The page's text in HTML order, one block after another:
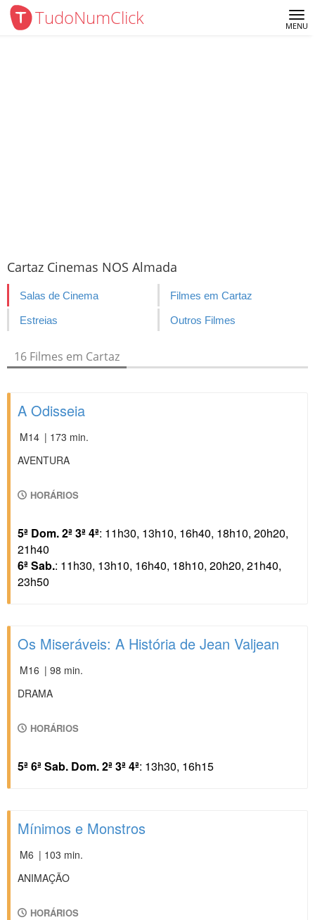
TudoNumClick MENU
Cartaz Cinemas NOS Almada
Salas de Cinema Filmes em Cartaz
Estreias Outros Filmes
16 Filmes em Cartaz
A Odisseia
M14 | 173 min.
AVENTURA
HORÁRIOS
5ª Dom. 2ª 3ª 4ª: 11h30, 13h10, 16h40, 18h10, 20h20,
21h40
6ª Sab.: 11h30, 13h10, 16h40, 18h10, 20h20, 21h40,
23h50
Os Miseráveis: A História de Jean Valjean
M16 | 98 min.
DRAMA
HORÁRIOS
5ª 6ª Sab. Dom. 2ª 3ª 4ª: 13h30, 16h15
Mínimos e Monstros
M6 | 103 min.
ANIMAÇÃO
HORÁRIOS